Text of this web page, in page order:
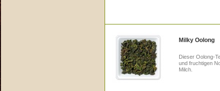
Milky Oolong
Dieser Oolong-
und fruchtigen
Milch.